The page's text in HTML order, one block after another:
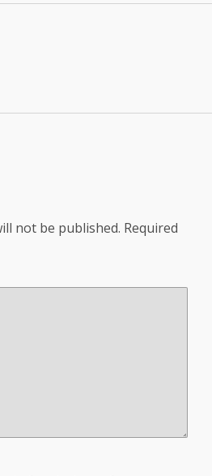
not be published. Required